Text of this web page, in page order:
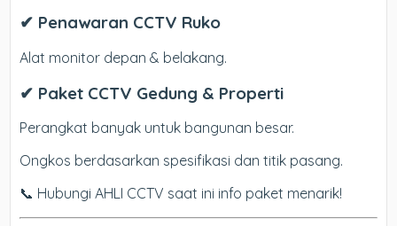
✔ Penawaran CCTV Ruko
Alat monitor depan & belakang.
✔ Paket CCTV Gedung & Properti
Perangkat banyak untuk bangunan besar.
Ongkos berdasarkan spesifikasi dan titik pasang.
📞 Hubungi AHLI CCTV saat ini info paket menarik!